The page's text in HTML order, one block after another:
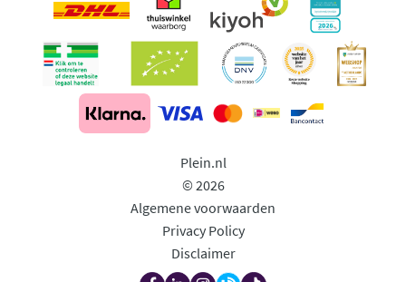
Plein.nl
© 2026
Algemene voorwaarden
Privacy Policy
Disclaimer